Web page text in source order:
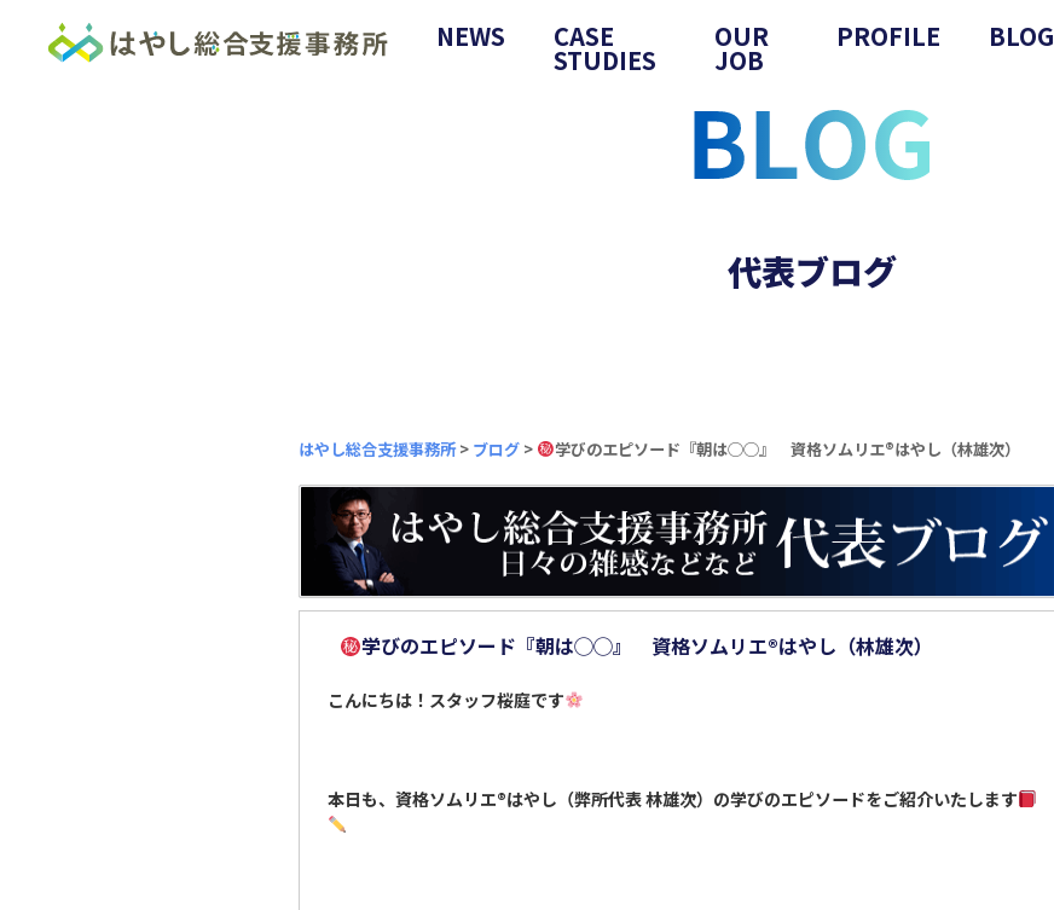
NEWS CASE
STUDIES
OUR
JOB
PROFILE BLOG
代表ブログ
はやし総合支援事務所> ブログ > 学びのエピソード『朝は◯◯』 資格ソムリエ®️はやし（林雄次）
学びのエピソード『朝は◯◯』 資格ソムリエ®️はやし（林雄次）
こんにちは！スタッフ桜庭です
本日も、資格ソムリエ®️はやし（弊所代表 林雄次）の学びのエピソードをご紹介いたします